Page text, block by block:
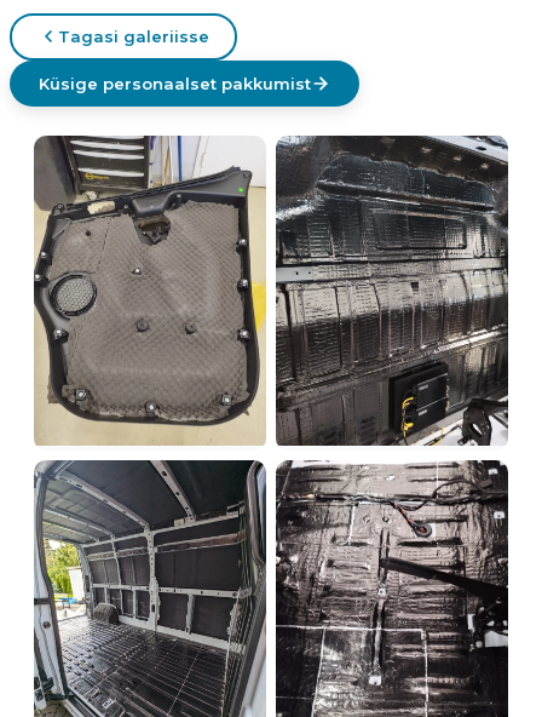
Tagasi galeriisse
Küsige personaalset pakkumist